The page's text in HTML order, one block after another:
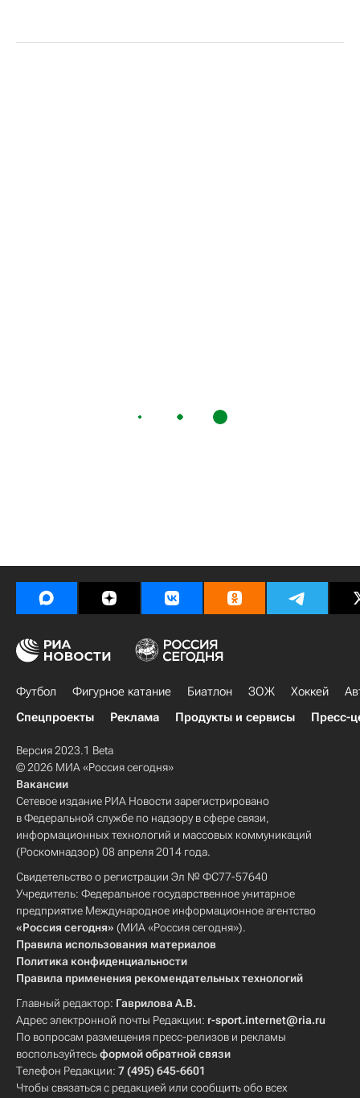
Футбол Фигурное катание Биатлон ЗОЖ Хоккей
Спецпроекты
Реклама Продукты и сервисы Пресс-
Версия 2023.1 Beta
© 2026 МИА «Россия сегодня»
Вакансии
Сетевое издание РИА Новости зарегистрировано
в Федеральной службе по надзору в сфере связи,
информационных технологий и массовых коммуникаций
(Роскомнадзор) 08 апреля 2014 года.
Свидетельство о регистрации Эл № ФС77-57640
Учредитель: Федеральное государственное унитарное
предприятие Международное информационное агентство
«Россия сегодня» (МИА «Россия сегодня»).
Правила использования материалов
Политика конфиденциальности
Правила применения рекомендательных технологий
Главный редактор: Гаврилова А.В.
Адрес электронной почты Редакции: r-sport.internet@ria.ru
По вопросам размещения пресс-релизов и рекламы
воспользуйтесьформой обратной связи
Телефон Редакции: 7 (495) 645-6601
Чтобы связаться с редакцией или сообщить обо всех